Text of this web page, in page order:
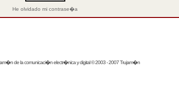
He olvidado mi contrase�a
de la comunicaci�n electr�nica y digital © 2003 - 2007 Trujam�n